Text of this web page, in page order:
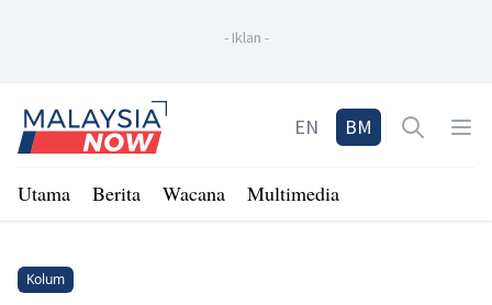
- Iklan -
Home
EN BM Open
Utama Berita Wacana Multimedia
Kolum